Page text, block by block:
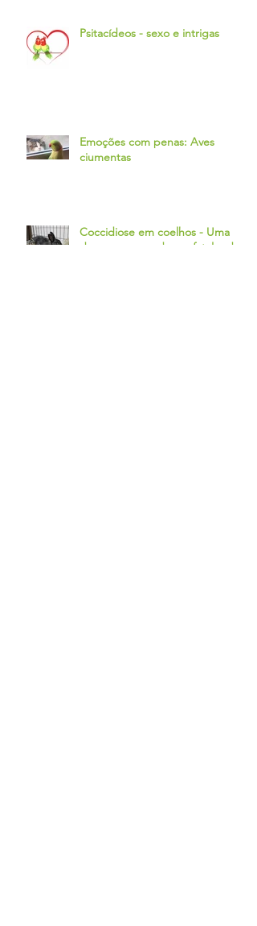
Psitacídeos - sexo e intrigas
Emoções com penas: Aves
ciumentas
Coccidiose em coelhos - Uma
doença que pode ser fatal e de